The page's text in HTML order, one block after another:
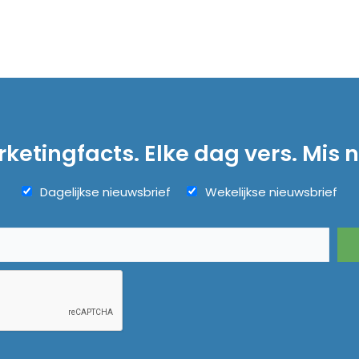
Elke dag vers. Mis
Dagelijkse nieuwsbrief Wekelijkse nieuwsbrief